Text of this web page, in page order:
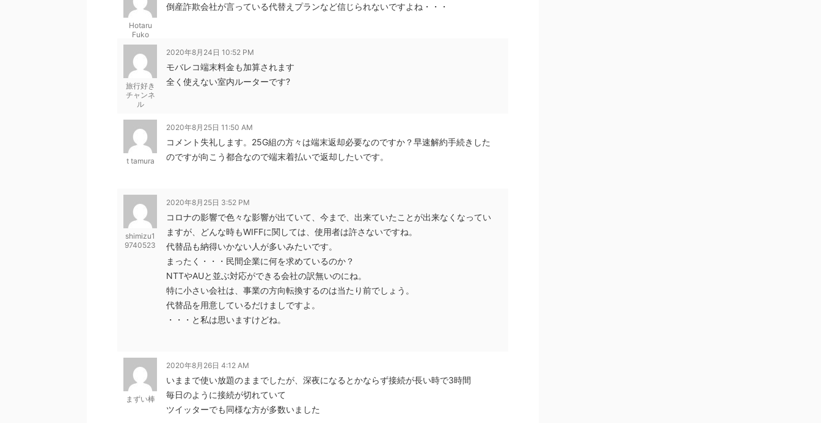
Hotaru
Fuko
倒産詐欺会社が言っている代替えプランなど信じられないですよね・・・
旅行好き
チャンネ
ル
2020年8月24日 10:52 PM
モバレコ端末料金も加算されます
全く使えない室内ルーターです?
t tamura
2020年8月25日 11:50 AM
コメント失礼します。25G組の方々は端末返却必要なのですか？早速解約手続きした
のですが向こう都合なので端末着払いで返却したいです。
shimizu1
9740523
2020年8月25日 3:52 PM
コロナの影響で色々な影響が出ていて、今まで、出来ていたことが出来なくなってい
ますが、どんな時もWIFFに関しては、使用者は許さないですね。
代替品も納得いかない人が多いみたいです。
まったく・・・民間企業に何を求めているのか？
NTTやAUと並ぶ対応ができる会社の訳無いのにね。
特に小さい会社は、事業の方向転換するのは当たり前でしょう。
代替品を用意しているだけましですよ。
・・・と私は思いますけどね。
まずい棒
2020年8月26日 4:12 AM
いままで使い放題のままでしたが、深夜になるとかならず接続が長い時で3時間
毎日のように接続が切れていて
ツイッターでも同様な方が多数いました